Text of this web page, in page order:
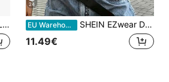
24
EU Warehouse SHEIN EZwear Dames Casual Vakantie Minimalistische Basis T-shirt met Korte Mouwen, Ronde Hals, Getailleerde Taille, Kant Patchwork, Romantische Date, Vakantie, Strand, Woon-werkverkeer, Elegant, Zomer, Strandvakantie, Vakantie, Casual Vakantie Kleding
11.49€